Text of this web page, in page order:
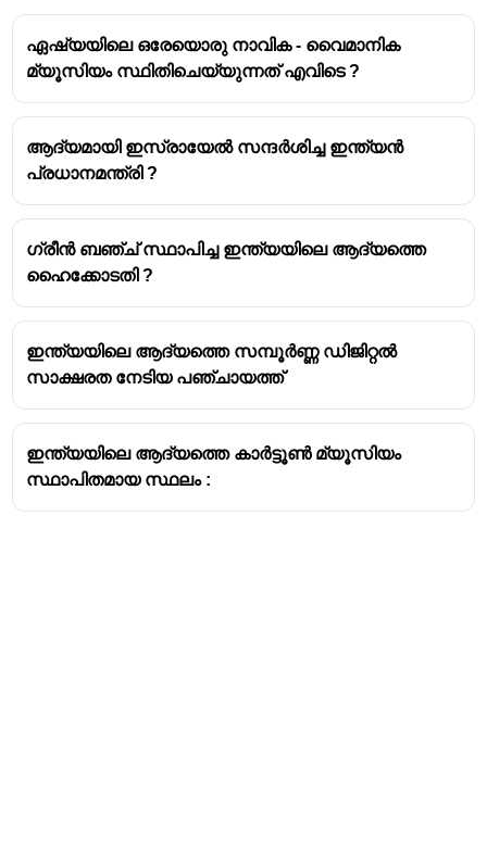
ഏഷ്യയിലെ ഒരേയൊരു നാവിക - വൈമാനിക
മ്യൂസിയം സ്ഥിതിചെയ്യുന്നത് എവിടെ ?
ആദ്യമായി ഇസ്രായേൽ സന്ദർശിച്ച ഇന്ത്യൻ
പ്രധാനമന്ത്രി ?
ഗ്രീൻ ബഞ്ച് സ്ഥാപിച്ച ഇന്ത്യയിലെ ആദ്യത്തെ
ഹൈക്കോടതി ?
ഇന്ത്യയിലെ ആദ്യത്തെ സമ്പൂർണ്ണ ഡിജിറ്റൽ
സാക്ഷരത നേടിയ പഞ്ചായത്ത്
ഇന്ത്യയിലെ ആദ്യത്തെ കാർട്ടൂൺ മ്യൂസിയം
സ്ഥാപിതമായ സ്ഥലം :